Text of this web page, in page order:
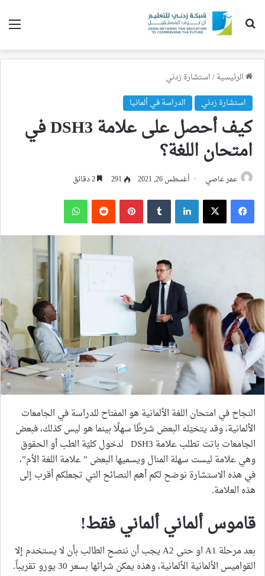
بحث عن
الرئيسية/استشارة زدني
استشارة زدني
الدراسة في ألمانيا
كيف أحصل على علامة DSH3 في
امتحان اللغة؟
عمر عاصي أغسطس 26, 2021 291
فيسبوك ‫X لينكدإن بينتيريست واتساب
النجاح في امتحان اللغة الألمانية هو المفتاح للدراسة في الجامعات
الألمانية، وقد يتخيّله البعض شرطًا سهلًا بينما هو ليس كذلك، فبعض
الجامعات باتت تطلب علامة DSH3 لدخول كليّة الطب أو الحقوق
وهي علامة ليست سهلة المنال ويسميها البعض ” علامة اللغة الأم”،
في هذه الاستشارة نوضح لكم أهم النصائح التي تجعلكم أقرب إلى
هذه العلامة.
قاموس ألماني ألماني فقط!
بعد مرحلة A1 او حتى A2 يجب أن ننصح الطالب بأن لا يستخدم إلا
القواميس الألمانية الألمانية، وهذه يمكن شرائها بسعر 30 يورو تقريباً.